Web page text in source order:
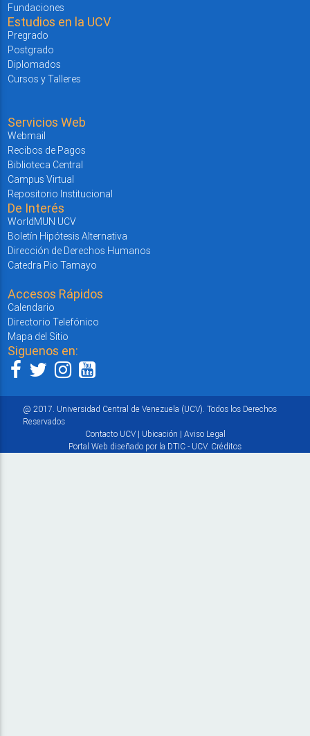
Fundaciones
Estudios en la UCV
Pregrado
Postgrado
Diplomados
Cursos y Talleres
Servicios Web
Webmail
Recibos de Pagos
Biblioteca Central
Campus Virtual
Repositorio Institucional
De Interés
WorldMUN UCV
Boletín Hipótesis Alternativa
Dirección de Derechos Humanos
Catedra Pio Tamayo
Accesos Rápidos
Calendario
Directorio Telefónico
Mapa del Sitio
Siguenos en:
@ 2017. Universidad Central de Venezuela (UCV). Todos los Derechos
Reservados
Contacto UCV| Ubicación | Aviso Legal
Portal Web diseñado por la DTIC - UCV. Créditos